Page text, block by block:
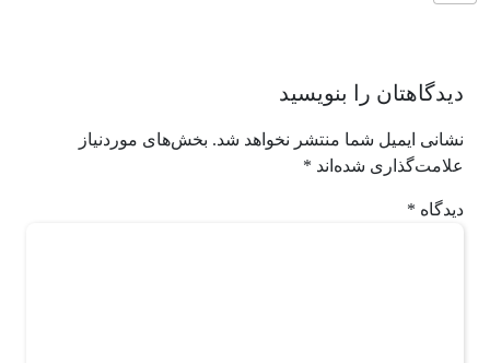
دیدگاهتان را بنویسید
نشانی ایمیل شما منتشر نخواهد شد. بخش‌های موردنیاز
علامت‌گذاری شده‌اند *
دیدگاه *